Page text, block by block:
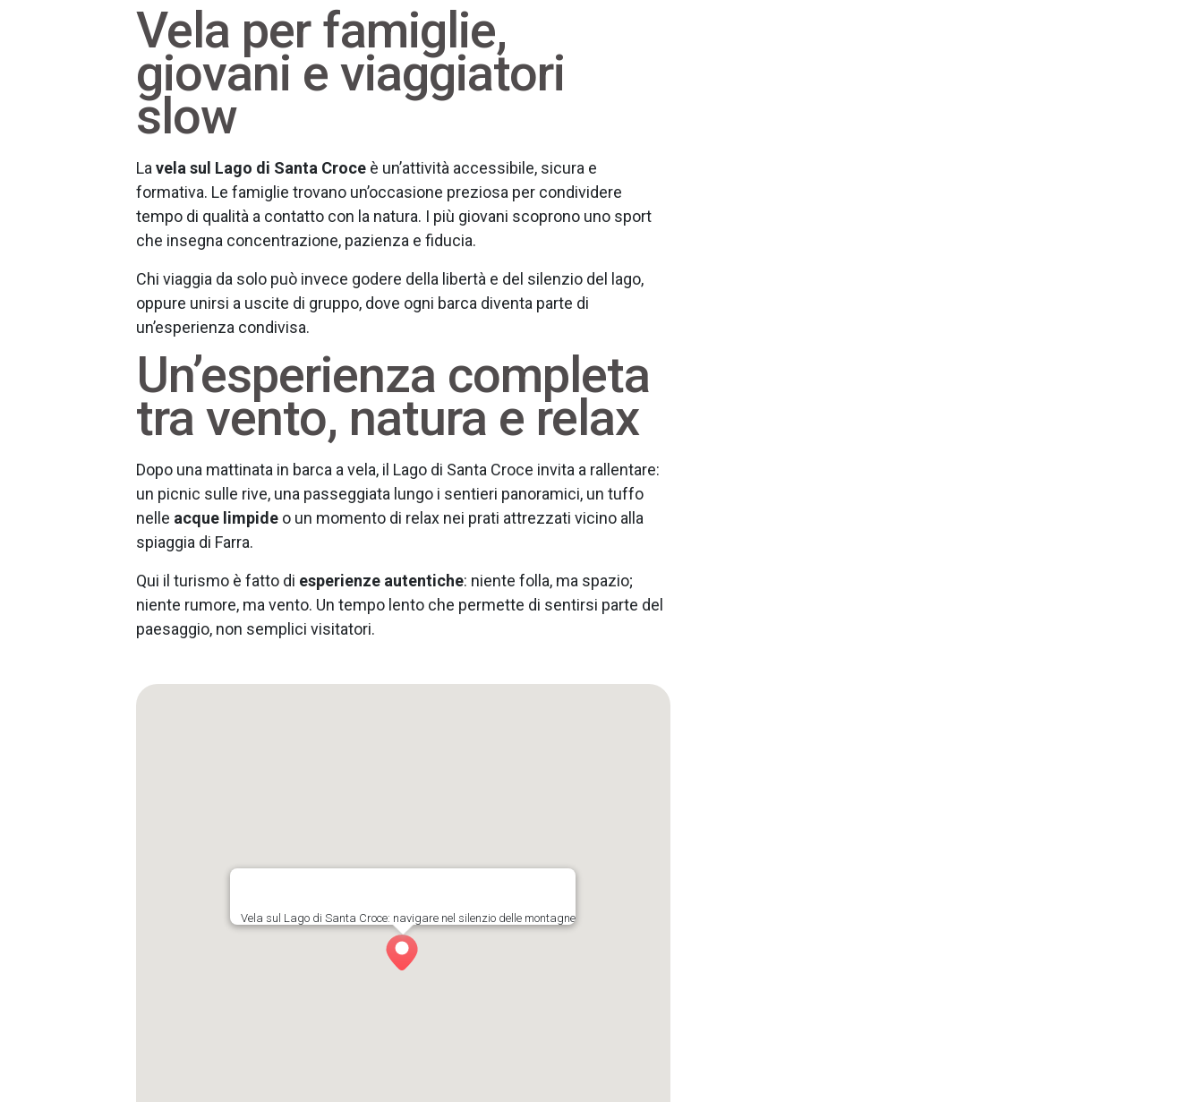
Vela per famiglie,
giovani e viaggiatori
slow
La vela sul Lago di Santa Croce è un’attività accessibile, sicura e
formativa. Le famiglie trovano un’occasione preziosa per condividere
tempo di qualità a contatto con la natura. I più giovani scoprono uno sport
che insegna concentrazione, pazienza e fiducia.
Chi viaggia da solo può invece godere della libertà e del silenzio del lago,
oppure unirsi a uscite di gruppo, dove ogni barca diventa parte di
un’esperienza condivisa.
Un’esperienza completa
tra vento, natura e relax
Dopo una mattinata in barca a vela, il Lago di Santa Croce invita a rallentare:
un picnic sulle rive, una passeggiata lungo i sentieri panoramici, un tuffo
nelle acque limpide o un momento di relax nei prati attrezzati vicino alla
spiaggia di Farra.
Qui il turismo è fatto di esperienze autentiche: niente folla, ma spazio;
niente rumore, ma vento. Un tempo lento che permette di sentirsi parte del
paesaggio, non semplici visitatori.
Vela sul Lago di Santa Croce: navigare nel silenzio delle montagne